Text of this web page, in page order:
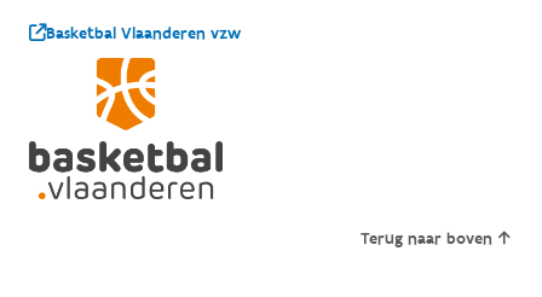
Basketbal Vlaanderen vzw
Terug naar boven